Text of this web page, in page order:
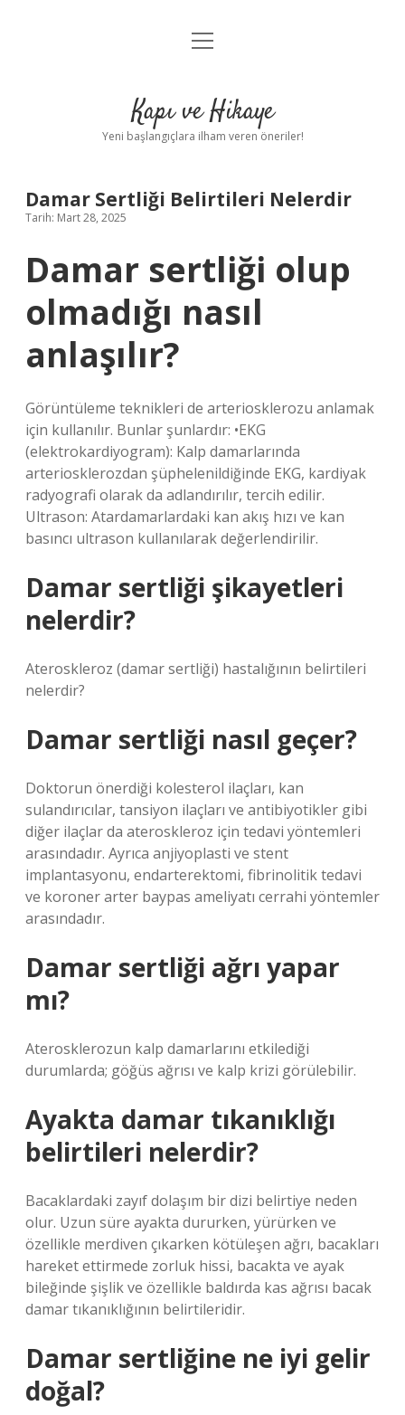
Anasayfa
Yasal Uyarı
menüyü
Kapı ve Hikaye
Yeni başlangıçlara ilham veren öneriler!
Damar Sertliği Belirtileri Nelerdir
Tarih: Mart 28, 2025
Damar sertliği olup
olmadığı nasıl
anlaşılır?
Görüntüleme teknikleri de arteriosklerozu anlamak
için kullanılır. Bunlar şunlardır: •EKG
(elektrokardiyogram): Kalp damarlarında
arteriosklerozdan şüphelenildiğinde EKG, kardiyak
radyografi olarak da adlandırılır, tercih edilir.
Ultrason: Atardamarlardaki kan akış hızı ve kan
basıncı ultrason kullanılarak değerlendirilir.
Damar sertliği şikayetleri
nelerdir?
Ateroskleroz (damar sertliği) hastalığının belirtileri
nelerdir?
Damar sertliği nasıl geçer?
Doktorun önerdiği kolesterol ilaçları, kan
sulandırıcılar, tansiyon ilaçları ve antibiyotikler gibi
diğer ilaçlar da ateroskleroz için tedavi yöntemleri
arasındadır. Ayrıca anjiyoplasti ve stent
implantasyonu, endarterektomi, fibrinolitik tedavi
ve koroner arter baypas ameliyatı cerrahi yöntemler
arasındadır.
Damar sertliği ağrı yapar
mı?
Aterosklerozun kalp damarlarını etkilediği
durumlarda; göğüs ağrısı ve kalp krizi görülebilir.
Ayakta damar tıkanıklığı
belirtileri nelerdir?
Bacaklardaki zayıf dolaşım bir dizi belirtiye neden
olur. Uzun süre ayakta dururken, yürürken ve
özellikle merdiven çıkarken kötüleşen ağrı, bacakları
hareket ettirmede zorluk hissi, bacakta ve ayak
bileğinde şişlik ve özellikle baldırda kas ağrısı bacak
damar tıkanıklığının belirtileridir.
Damar sertliğine ne iyi gelir
doğal?